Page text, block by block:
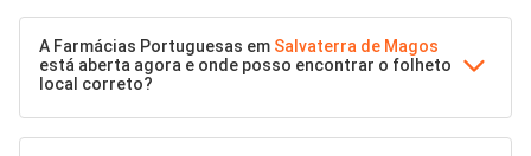
A Farmácias Portuguesas em Salvaterra de Magos
está aberta agora e onde posso encontrar o folheto
local correto?